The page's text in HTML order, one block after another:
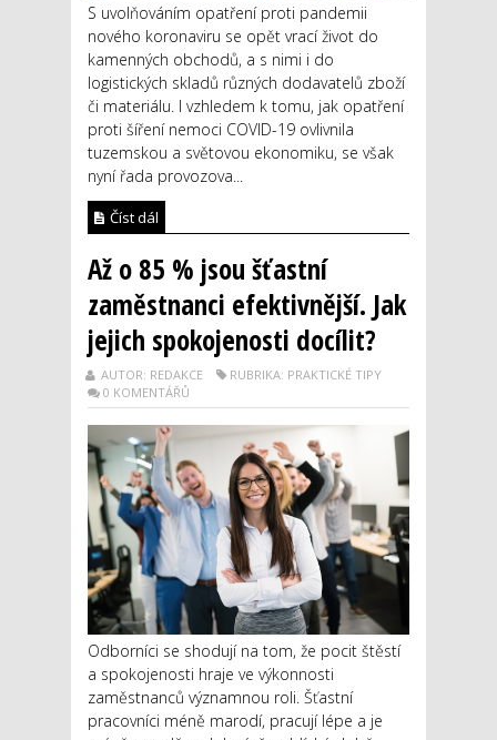
S uvolňováním opatření proti pandemii
nového koronaviru se opět vrací život do
kamenných obchodů, a s nimi i do
logistických skladů různých dodavatelů zboží
či materiálu. I vzhledem k tomu, jak opatření
proti šíření nemoci COVID-19 ovlivnila
tuzemskou a světovou ekonomiku, se však
nyní řada provozova...
Číst dál
Až o 85 % jsou šťastní
zaměstnanci efektivnější. Jak
jejich spokojenosti docílit?
AUTOR: REDAKCE
RUBRIKA: PRAKTICKÉ TIPY
0 KOMENTÁŘŮ
Odborníci se shodují na tom, že pocit štěstí
a spokojenosti hraje ve výkonnosti
zaměstnanců významnou roli. Šťastní
pracovníci méně marodí, pracují lépe a je